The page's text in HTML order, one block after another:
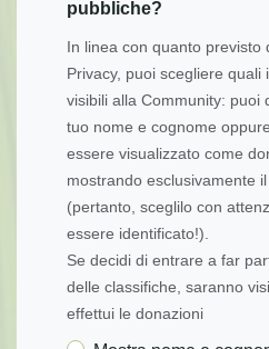
pubbliche?
In linea con quanto previsto
Privacy, puoi scegliere quali
visibili alla Community: puoi
tuo nome e cognome
essere visualizzato come
mostrando esclusivamente
(pertanto, sceglilo con
essere identificato!).
Se decidi di entrare a far
delle classifiche, saranno
effettui le donazioni